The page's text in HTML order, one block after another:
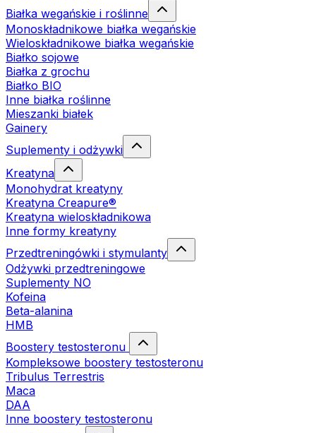
Białka wegańskie i roślinne
Monoskładnikowe białka wegańskie
Wieloskładnikowe białka wegańskie
Białko sojowe
Białka z grochu
Białko BIO
Inne białka roślinne
Mieszanki białek
Gainery
Suplementy i odżywki
Kreatyna
Monohydrat kreatyny
Kreatyna Creapure®
Kreatyna wieloskładnikowa
Inne formy kreatyny
Przedtreningówki i stymulanty
Odżywki przedtreningowe
Suplementy NO
Kofeina
Beta-alanina
HMB
Boostery testosteronu
Kompleksowe boostery testosteronu
Tribulus Terrestris
Maca
DAA
Inne boostery testosteronu